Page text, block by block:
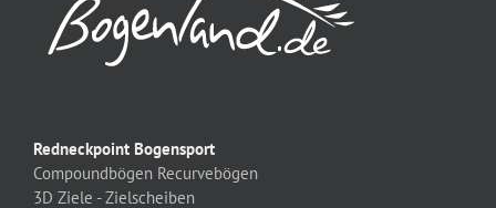
Redneckpoint Bogensport
Compoundbögen Recurvebögen
3D Ziele - Zielscheiben